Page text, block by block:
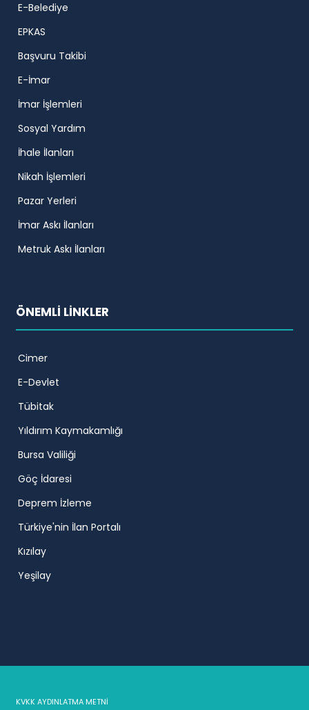
E-Belediye
EPKAS
Başvuru Takibi
E-İmar
İmar İşlemleri
Sosyal Yardım
İhale İlanları
Nikah İşlemleri
Pazar Yerleri
İmar Askı İlanları
Metruk Askı İlanları
ÖNEMLİ LİNKLER
Cimer
E-Devlet
Tübitak
Yıldırım Kaymakamlığı
Bursa Valiliği
Göç İdaresi
Deprem İzleme
Türkiye'nin İlan Portalı
Kızılay
Yeşilay
KVKK AYDINLATMA METNİ